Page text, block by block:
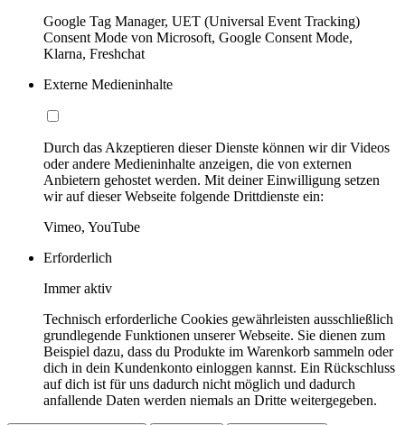
Google Tag Manager, UET (Universal Event Tracking)
Consent Mode von Microsoft, Google Consent Mode,
Klarna, Freshchat
Externe Medieninhalte
Durch das Akzeptieren dieser Dienste können wir dir Videos
oder andere Medieninhalte anzeigen, die von externen
Anbietern gehostet werden. Mit deiner Einwilligung setzen
wir auf dieser Webseite folgende Drittdienste ein:
Vimeo, YouTube
Erforderlich
Immer aktiv
Technisch erforderliche Cookies gewährleisten ausschließlich
grundlegende Funktionen unserer Webseite. Sie dienen zum
Beispiel dazu, dass du Produkte im Warenkorb sammeln oder
dich in dein Kundenkonto einloggen kannst. Ein Rückschluss
auf dich ist für uns dadurch nicht möglich und dadurch
anfallende Daten werden niemals an Dritte weitergegeben.